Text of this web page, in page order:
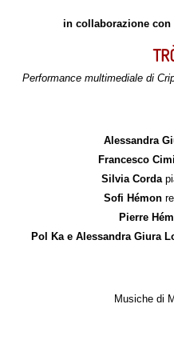
in collaborazione
Performance multimediale di
Alessandra
Francesco
Silvia Corda
Sofi Hémon
Pierre
Pol Ka e Alessandra Giura
Musiche di